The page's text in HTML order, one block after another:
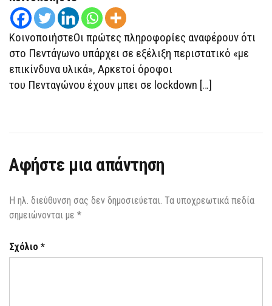
ΚοινοποιήστεΟι πρώτες πληροφορίες αναφέρουν ότι
στο Πεντάγωνο υπάρχει σε εξέλιξη περιστατικό «με
επικίνδυνα υλικά», Αρκετοί όροφοι
του Πενταγώνου έχουν μπει σε lockdown […]
Αφήστε μια απάντηση
Η ηλ. διεύθυνση σας δεν δημοσιεύεται. Τα υποχρεωτικά πεδία
σημειώνονται με *
Σχόλιο *